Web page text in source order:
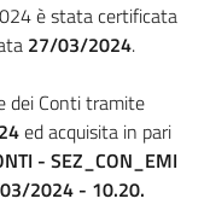
è stata certificata
27/03/2024.
dei Conti tramite
ed acquisita in pari
- SEZ_CON_EMI
2024 - 10.20.